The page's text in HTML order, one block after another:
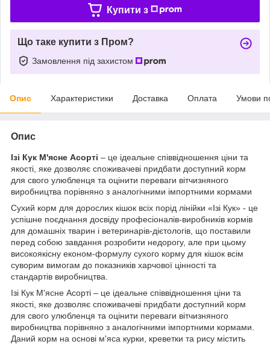
Купити з
Що таке купити з Пром?
Замовлення під захистом
Опис Характеристики Доставка Оплата Умови
Опис
Ізі Кук М'ясне Асорті – це ідеальне співвідношення ціни та
якості, яке дозволяє споживачеві придбати доступний корм
для свого улюбленця та оцінити переваги вітчизняного
виробництва порівняно з аналогічними імпортними кормами
Сухий корм для дорослих кішок всіх порід лінійки «Ізі Кук» - це
успішне поєднання досвіду професіоналів-виробників кормів
для домашніх тварин і ветеринарів-дієтологів, що поставили
перед собою завдання розробити недорогу, але при цьому
високоякісну економ-формулу сухого корму для кішок всім
суворим вимогам до показників харчової цінності та
стандартів виробництва.
Ізі Кук М'ясне Асорті – це ідеальне співвідношення ціни та
якості, яке дозволяє споживачеві придбати доступний корм
для свого улюбленця та оцінити переваги вітчизняного
виробництва порівняно з аналогічними імпортними кормами.
Даний корм на основі м'яса курки, креветки та рису містить